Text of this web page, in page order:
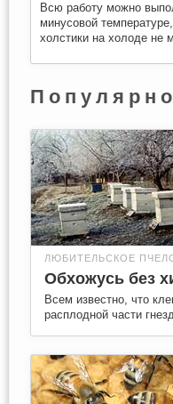
Всю работу можно
минусовой
холстики на холоде не
ЛЮБИТЕЛЬСКОЕ
Обхожусь без
Всем известно, что
расплодной части